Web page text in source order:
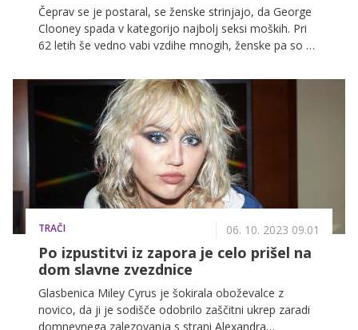
Čeprav se je postaral, se ženske strinjajo, da George
Clooney spada v kategorijo najbolj seksi moških. Pri
62 letih še vedno vabi vzdihe mnogih, ženske pa so še
TRAČI 06. 10. 2023 09.01
Po izpustitvi iz zapora je celo prišel na
dom slavne zvezdnice
Glasbenica Miley Cyrus je šokirala oboževalce z
novico, da ji je sodišče odobrilo zaščitni ukrep zaradi
domnevnega zalezovanja s strani Alexandra